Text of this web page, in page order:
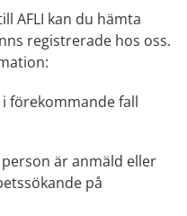
AFLI kan du hämta
registrerade hos oss.
förekommande fall
är anmäld eller
på